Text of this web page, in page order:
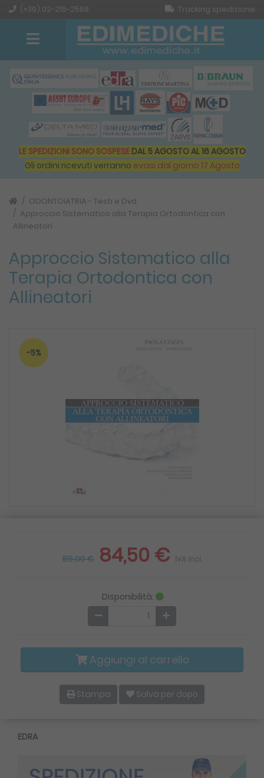
(+39) 02-215-2568 Tracking spedizione
LE SPEDIZIONI SONO SOSPESE DAL 5 AGOSTO AL 16 AGOSTO
Gli ordini ricevuti verranno evasi dal giorno 17 Agosto
ODONTOIATRIA - Testi e Dvd
Approccio Sistematico alla Terapia Ortodontica con
Allineatori
Approccio Sistematico alla
Terapia Ortodontica con
Allineatori
-5%
EDRA
89,00 € 84,50 €
Disponibilità:
Aggiungi al carrello
Stampa Salva per dopo